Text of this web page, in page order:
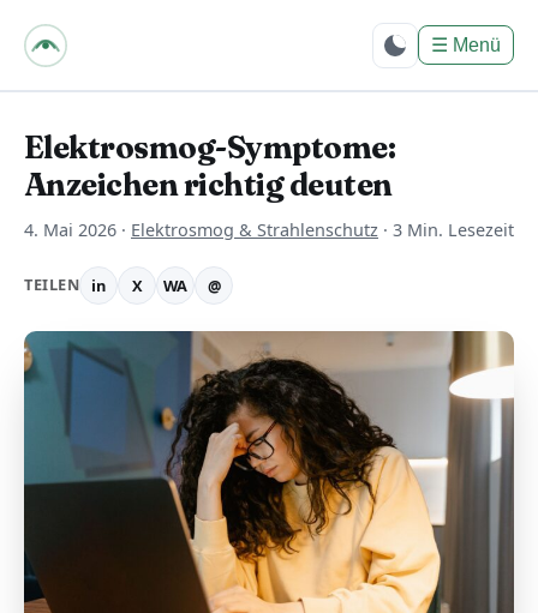
☰ Menü
Elektrosmog-Symptome:
Anzeichen richtig deuten
4. Mai 2026 · Elektrosmog & Strahlenschutz · 3 Min. Lesezeit
TEILEN in X WA @